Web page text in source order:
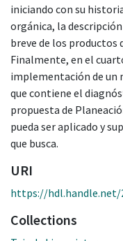
iniciando con su
orgánica, la
breve de los productos
​Finalmente, en el
implementación de un
que contiene el
propuesta de
pueda ser aplicado y
que busca.
URI
https://hdl.handle.net/
Collections